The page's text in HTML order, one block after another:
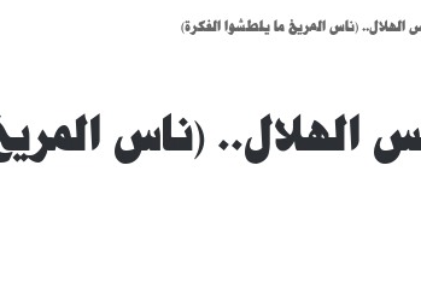
الهلال.. (ناس المريخ ما يلطشوا الفكرة)
الهلال.. (ناس